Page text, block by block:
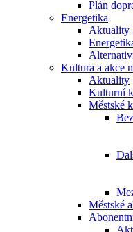
Plán
Energetika
Aktuality
Kultura a akce
Aktuality
Kulturní
Městské
Městské